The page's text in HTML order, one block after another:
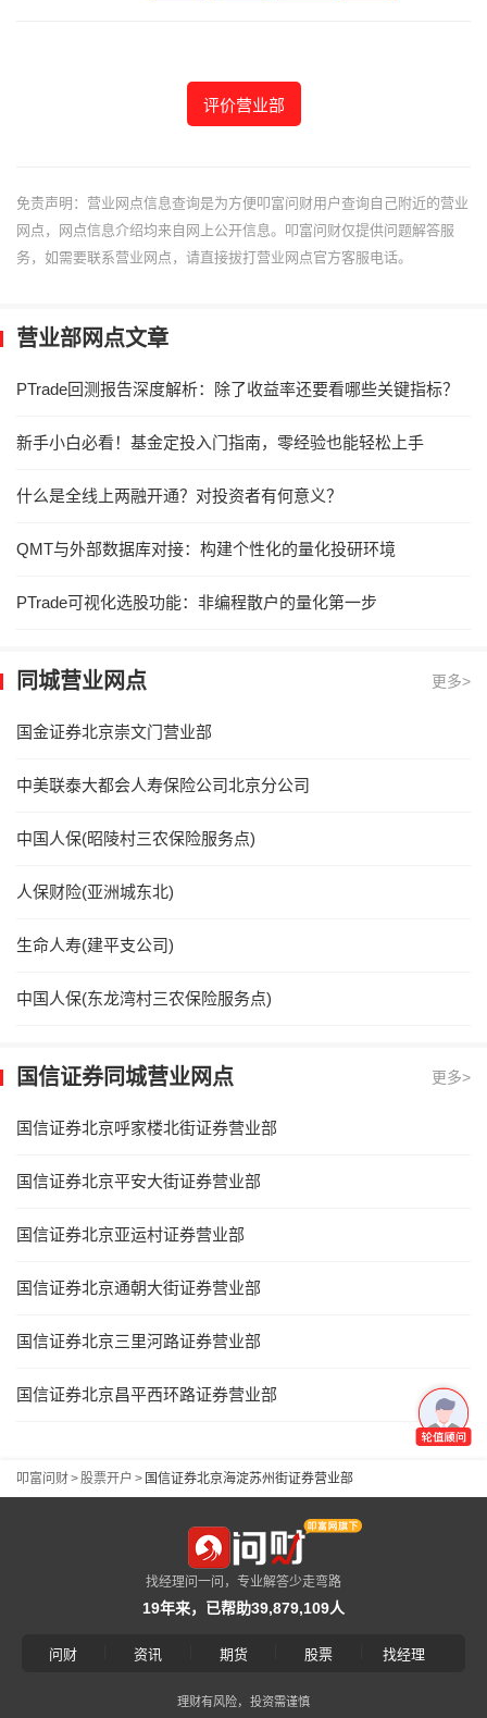
评价营业部
免责声明：营业网点信息查询是为方便叩富问财用户查询自己附近的营业
网点，网点信息介绍均来自网上公开信息。叩富问财仅提供问题解答服
务，如需要联系营业网点，请直接拔打营业网点官方客服电话。
营业部网点文章
PTrade回测报告深度解析：除了收益率还要看哪些关键指标？
新手小白必看！基金定投入门指南，零经验也能轻松上手
什么是全线上两融开通？对投资者有何意义？
QMT与外部数据库对接：构建个性化的量化投研环境
PTrade可视化选股功能：非编程散户的量化第一步
同城营业网点 更多>
国金证券北京崇文门营业部
中美联泰大都会人寿保险公司北京分公司
中国人保(昭陵村三农保险服务点)
人保财险(亚洲城东北)
生命人寿(建平支公司)
中国人保(东龙湾村三农保险服务点)
国信证券同城营业网点 更多>
国信证券北京呼家楼北街证券营业部
国信证券北京平安大街证券营业部
国信证券北京亚运村证券营业部
国信证券北京通朝大街证券营业部
国信证券北京三里河路证券营业部
国信证券北京昌平西环路证券营业部
叩富问财> 股票开户 > 国信证券北京海淀苏州街证券营业部
找经理问一问，专业解答少走弯路
19年来，已帮助39,879,109人
问财 资讯 期货 股票 找经理
理财有风险，投资需谨慎